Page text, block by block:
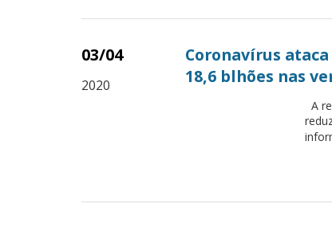
03/04
2020
Coronavírus
18,6 blhões nas
A